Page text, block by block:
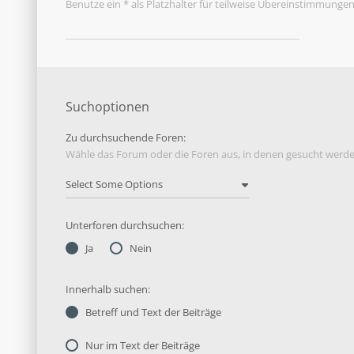
Benutze ein * als Platzhalter für teilweise
Suchoptionen
Zu durchsuchende Foren:
Wähle das Forum oder die Foren aus, in denen gesucht
Unterforen durchsuchen:
Ja
Nein
Innerhalb suchen:
Betreff und Text der Beiträge
Nur im Text der Beiträge